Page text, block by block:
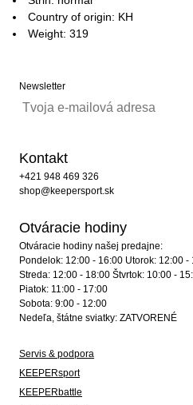
Country of origin: KH
Weight: 319
Newsletter
Kontakt
+421 948 469 326
shop@keepersport.sk
Otváracie hodiny
Otváracie hodiny našej predajne:
Pondelok: 12:00 - 16:00 Utorok: 12:00 -
Streda: 12:00 - 18:00 Štvrtok: 10:00 -
Piatok: 11:00 - 17:00
Sobota: 9:00 - 12:00
Nedeľa, štátne sviatky: ZATVORENÉ
Servis & podpora
KEEPERsport
KEEPERbattle